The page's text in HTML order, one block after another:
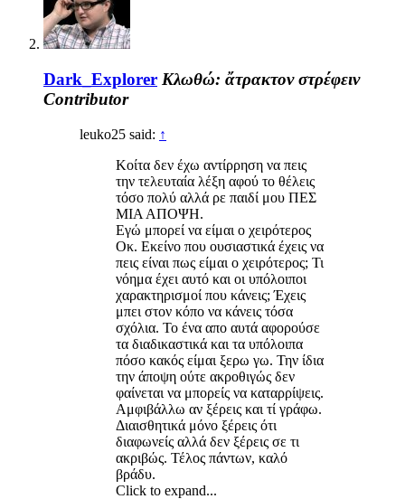
Dark_Explorer Κλωθώ: ἄτρακτον στρέφειν
Contributor
leuko25 said: ↑
Κοίτα δεν έχω αντίρρηση να πεις
την τελευταία λέξη αφού το θέλεις
τόσο πολύ αλλά ρε παιδί μου ΠΕΣ
ΜΙΑ ΑΠΟΨΗ.
Εγώ μπορεί να είμαι ο χειρότερος
Οκ. Εκείνο που ουσιαστικά έχεις να
πεις είναι πως είμαι ο χειρότερος; Τι
νόημα έχει αυτό και οι υπόλοιποι
χαρακτηρισμοί που κάνεις; Έχεις
μπει στον κόπο να κάνεις τόσα
σχόλια. Το ένα απο αυτά αφορούσε
τα διαδικαστικά και τα υπόλοιπα
πόσο κακός είμαι ξερω γω. Την ίδια
την άποψη ούτε ακροθιγώς δεν
φαίνεται να μπορείς να καταρρίψεις.
Αμφιβάλλω αν ξέρεις και τί γράφω.
Διαισθητικά μόνο ξέρεις ότι
διαφωνείς αλλά δεν ξέρεις σε τι
ακριβώς. Τέλος πάντων, καλό
βράδυ.
Click to expand...